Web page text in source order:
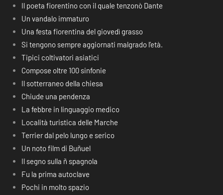
Il poeta fiorentino con il quale tenzonò Dante
Un vandalo immaturo
Una festa fiorentina del giovedì grasso
Si tengono sempre aggiornati malgrado l’età.
Tipici coltivatori asiatici
Compose oltre 100 sinfonie
Il sotterraneo della chiesa
Chiude una pendenza
La febbre in linguaggio medico
Località turistica delle Marche
Terrier dal pelo lungo e serico
Un noto film di Buñuel
Il segno sulla ñ spagnola
Fu la prima autoclave
Pochi in molto spazio